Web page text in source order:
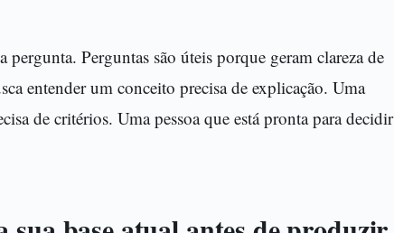
Perguntas são úteis porque geram clareza de
entender um conceito precisa de explicação. Uma
de critérios. Uma pessoa que está pronta para decidir